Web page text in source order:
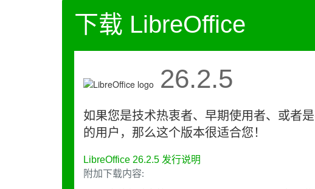
下载 LibreOffice
26.2.5
如果您是技术热衷者、早期使用者、或者
的用户，那么这个版本很适合您！
LibreOffice 26.2.5 发行说明
附加下载内容: